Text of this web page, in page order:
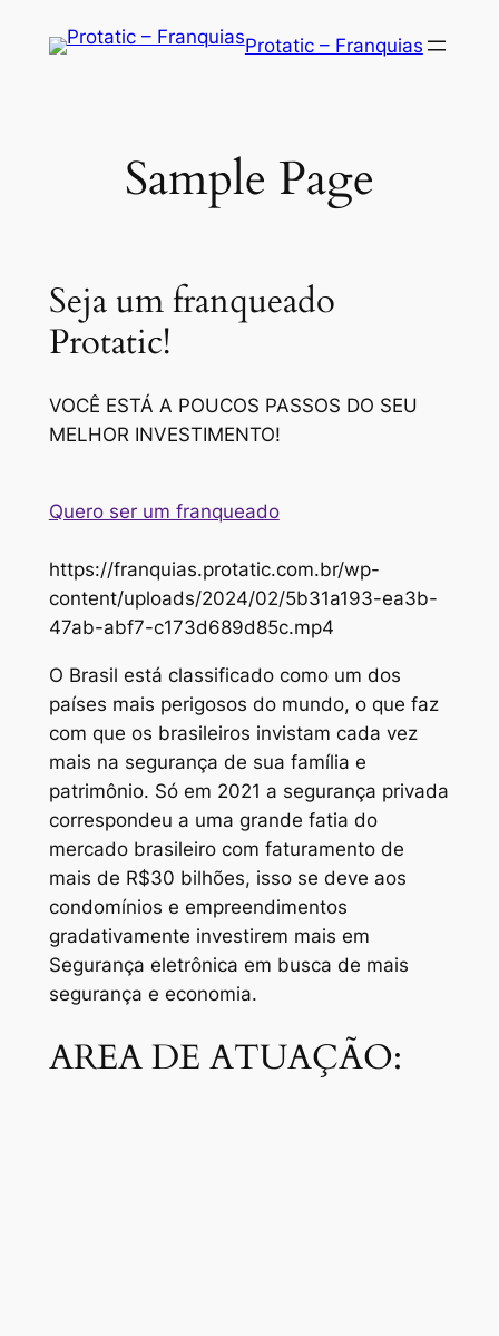
Protatic – Franquias
Sample Page
Seja um franqueado
Protatic!
VOCÊ ESTÁ A POUCOS PASSOS DO SEU
MELHOR INVESTIMENTO!
Quero ser um franqueado
https://franquias.protatic.com.br/wp-
content/uploads/2024/02/5b31a193-ea3b-
47ab-abf7-c173d689d85c.mp4
O Brasil está classificado como um dos
países mais perigosos do mundo, o que faz
com que os brasileiros invistam cada vez
mais na segurança de sua família e
patrimônio. Só em 2021 a segurança privada
correspondeu a uma grande fatia do
mercado brasileiro com faturamento de
mais de R$30 bilhões, isso se deve aos
condomínios e empreendimentos
gradativamente investirem mais em
Segurança eletrônica em busca de mais
segurança e economia.
AREA DE ATUAÇÃO: